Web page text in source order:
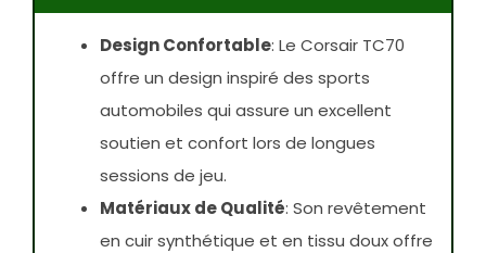
Design Confortable: Le Corsair TC70
offre un design inspiré des sports
automobiles qui assure un excellent
soutien et confort lors de longues
sessions de jeu.
Matériaux de Qualité: Son revêtement
en cuir synthétique et en tissu doux offre